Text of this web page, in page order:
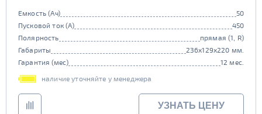
Емкость (Ач)
50
Пусковой ток (А)
450
Полярность
прямая (1, R)
Габариты
236x129x220 мм.
Гарантия (мес)
12 мес.
наличие уточняйте у менеджера
УЗНАТЬ ЦЕНУ